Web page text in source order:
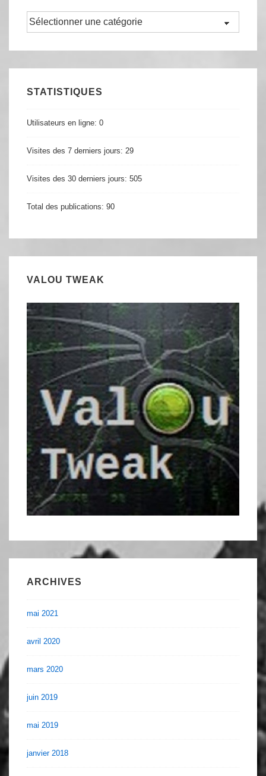
Parcourir
STATISTIQUES
Utilisateurs en ligne: 0
Visites des 7 derniers jours: 29
Visites des 30 derniers jours: 505
Total des publications: 90
VALOU TWEAK
ARCHIVES
mai 2021
avril 2020
mars 2020
juin 2019
mai 2019
janvier 2018